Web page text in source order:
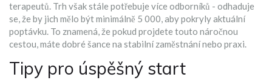
terapeutů. Trh však stále potřebuje více odborníků - odhaduje
se, že by jich mělo být minimálně 5 000, aby pokryly aktuální
poptávku. To znamená, že pokud projdete touto náročnou
cestou, máte dobré šance na stabilní zaměstnání nebo praxi.
Tipy pro úspěšný start